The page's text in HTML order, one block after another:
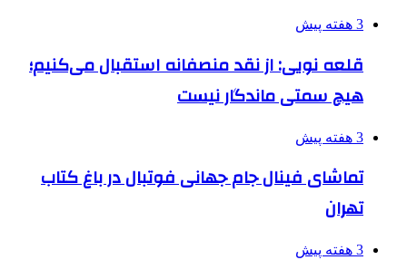
3 هفته پیش
قلعه نویی: از نقد منصفانه استقبال می‌کنیم؛
هیچ سمتی ماندگار نیست
3 هفته پیش
تماشای فینال جام جهانی فوتبال در باغ کتاب
تهران
3 هفته پیش